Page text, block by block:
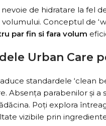
de hidratare la fel
Conceptul de
par fin si fara volum
Urban Care
standardele ‘clean
Absența parabenilor și
Poți explora
vizibile prin